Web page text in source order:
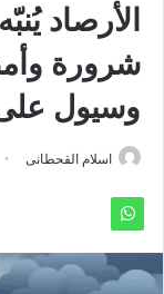
الأرصاد
شرورة
وسيول على 14 محافظة
اسلام القحطانى